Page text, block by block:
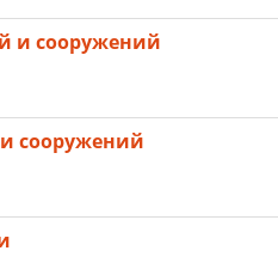
и сооружений
сооружений